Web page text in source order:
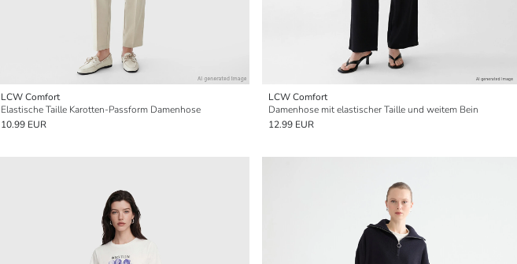
LCW Comfort
Elastische Taille Karotten-Passform Damenhose
10.99 EUR
LCW Comfort
Damenhose mit elastischer Taille und weitem Bein
12.99 EUR